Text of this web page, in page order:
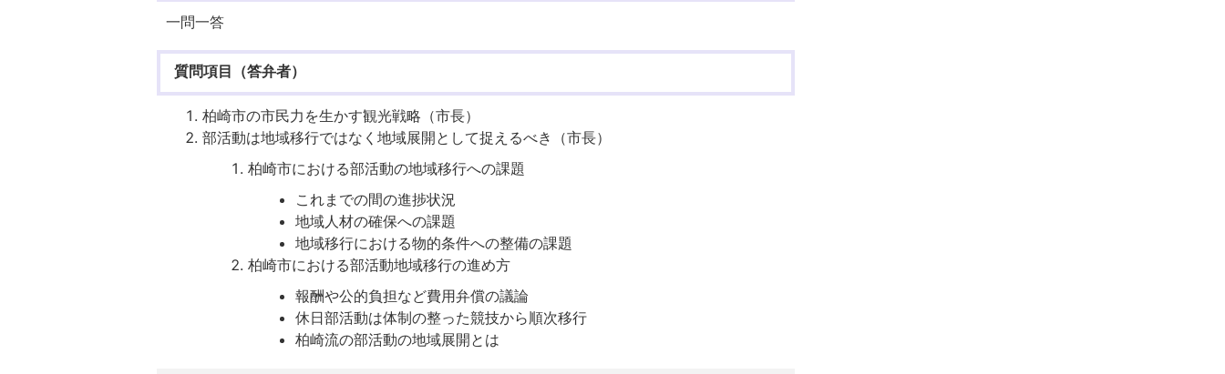
一問一答
質問項目（答弁者）
柏崎市の市民力を生かす観光戦略（市長）
部活動は地域移行ではなく地域展開として捉えるべき（市長）
柏崎市における部活動の地域移行への課題
これまでの間の進捗状況
地域人材の確保への課題
地域移行における物的条件への整備の課題
柏崎市における部活動地域移行の進め方
報酬や公的負担など費用弁償の議論
休日部活動は体制の整った競技から順次移行
柏崎流の部活動の地域展開とは